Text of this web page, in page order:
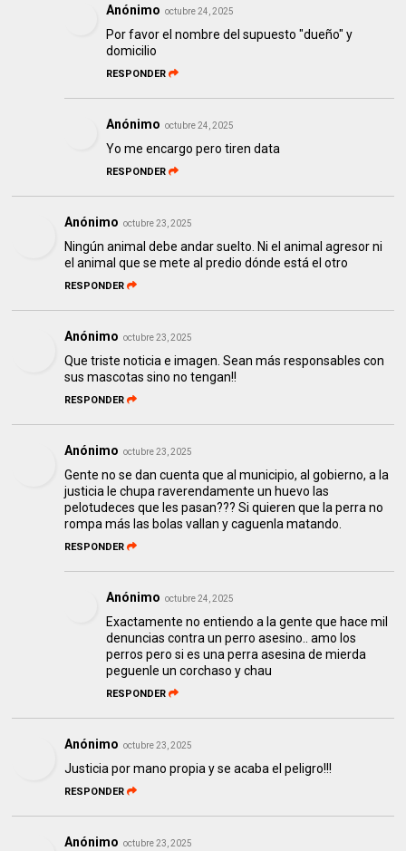
Anónimo octubre 24, 2025
Por favor el nombre del supuesto "dueño" y
domicilio
RESPONDER
Anónimo octubre 24, 2025
Yo me encargo pero tiren data
RESPONDER
Anónimo octubre 23, 2025
Ningún animal debe andar suelto. Ni el animal agresor ni
el animal que se mete al predio dónde está el otro
RESPONDER
Anónimo octubre 23, 2025
Que triste noticia e imagen. Sean más responsables con
sus mascotas sino no tengan!!
RESPONDER
Anónimo octubre 23, 2025
Gente no se dan cuenta que al municipio, al gobierno, a la
justicia le chupa raverendamente un huevo las
pelotudeces que les pasan??? Si quieren que la perra no
rompa más las bolas vallan y caguenla matando.
RESPONDER
Anónimo octubre 24, 2025
Exactamente no entiendo a la gente que hace mil
denuncias contra un perro asesino.. amo los
perros pero si es una perra asesina de mierda
peguenle un corchaso y chau
RESPONDER
Anónimo octubre 23, 2025
Justicia por mano propia y se acaba el peligro!!!
RESPONDER
Anónimo octubre 23, 2025